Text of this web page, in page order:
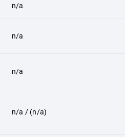
n/a
n/a
n/a
n/a / (n/a)